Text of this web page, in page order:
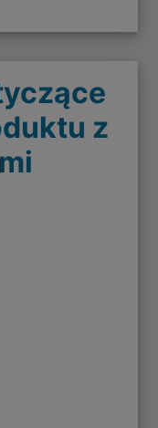
z